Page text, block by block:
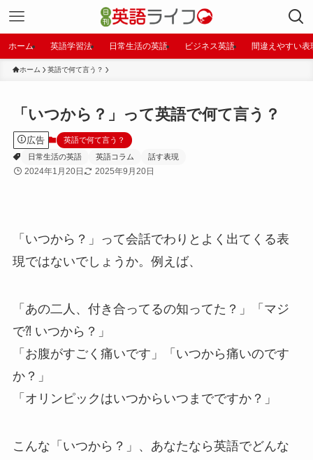
ホーム 英語学習法 日常生活の英語 ビジネス英語 間違えやすい表
ホーム 英語で何て言う？
「いつから？」って英語で何て言う？
広告
英語で何て言う？
日常生活の英語
英語コラム 話す表現
2024年1月20日 2025年9月20日
「いつから？」って会話でわりとよく出てくる表
現ではないでしょうか。例えば、
「あの二人、付き合ってるの知ってた？」「マジ
で⁈ いつから？」
「お腹がすごく痛いです」「いつから痛いのです
か？」
「オリンピックはいつからいつまでですか？」
こんな「いつから？」、あなたなら英語でどんな